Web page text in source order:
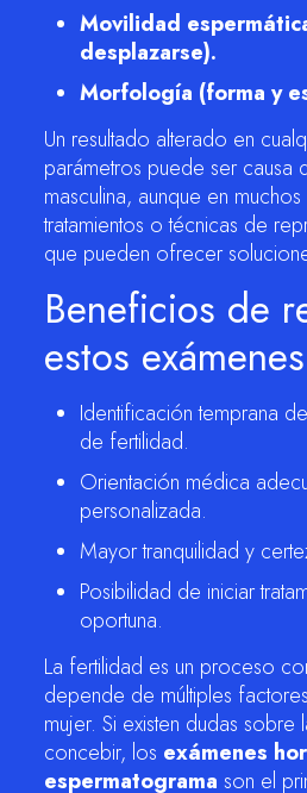
Movilidad
desplazarse).
Morfología (forma y
Un resultado alterado en
parámetros puede ser causa
masculina, aunque en
tratamientos o técnicas de
que pueden ofrecer
Beneficios de
estos exámenes
Identificación temprana
de fertilidad.
Orientación médica
personalizada.
Mayor tranquilidad y
Posibilidad de iniciar
oportuna.
La fertilidad es un proceso
depende de múltiples
mujer. Si existen dudas
concebir, los exámenes
espermatograma son el